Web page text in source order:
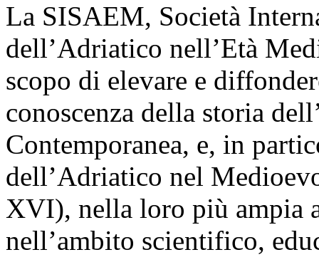
La SISAEM, Società
dell’Adriatico nell’Età
scopo di elevare e
conoscenza della storia
Contemporanea, e, in
dell’Adriatico nel
XVI), nella loro più ampia
nell’ambito scientifico,